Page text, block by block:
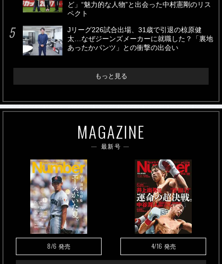
ど」“魅力的な人物”と出会った中村憲剛のリス
ペクト
Jリーグ226試合出場、31歳で引退の椋原健
太…なぜジーンズメーカーに就職した？「裏地
あったかパンツ」との衝撃の出会い
もっと見る
MAGAZINE
最新号
8/6 発売 4/16 発売